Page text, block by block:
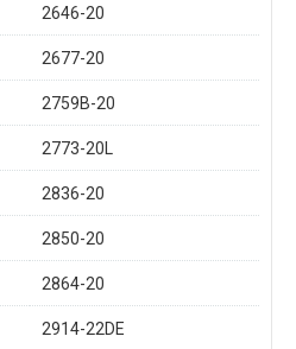
2646-20
2677-20
2759B-20
2773-20L
2836-20
2850-20
2864-20
2914-22DE